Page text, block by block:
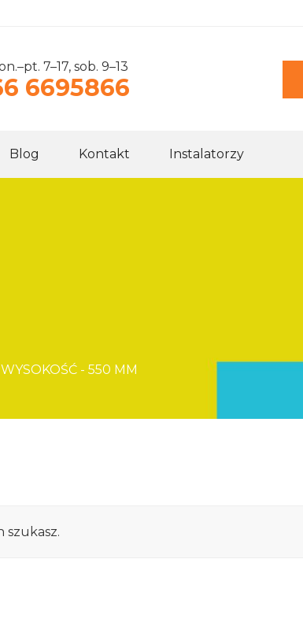
7–17, sob. 9–13
6695866
Blog Kontakt Instalatorzy
WYSOKOŚĆ - 550 MM
szukasz.